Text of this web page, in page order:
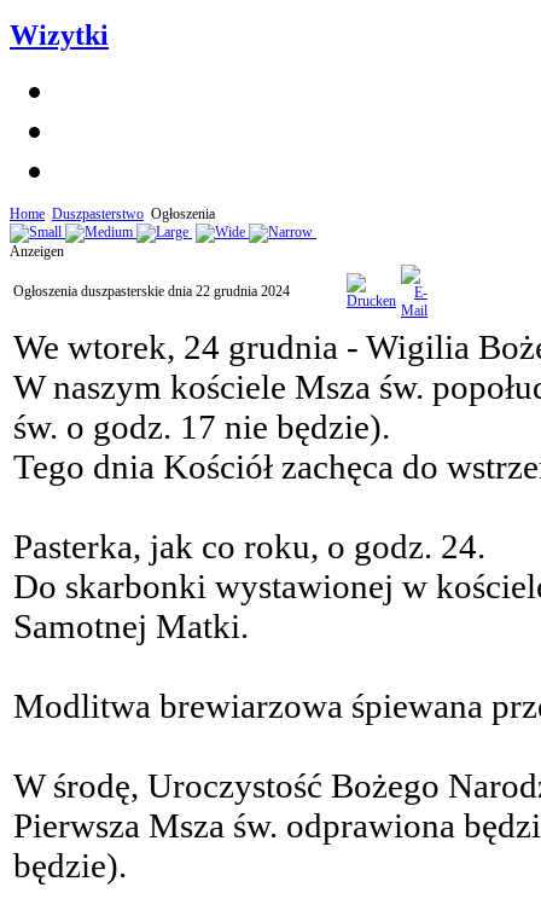
Wizytki
Home Duszpasterstwo Ogłoszenia
Anzeigen
Ogłoszenia duszpasterskie dnia 22 grudnia 2024
We wtorek, 24 grudnia - Wigilia
W naszym kościele Msza św.
św. o godz. 17 nie będzie).
Tego dnia Kościół zachęca do
Pasterka, jak co roku, o godz. 24.
Do skarbonki wystawionej w
Samotnej Matki.
Modlitwa brewiarzowa śpiewana
W środę, Uroczystość Bożego
Pierwsza Msza św. odprawiona
będzie).